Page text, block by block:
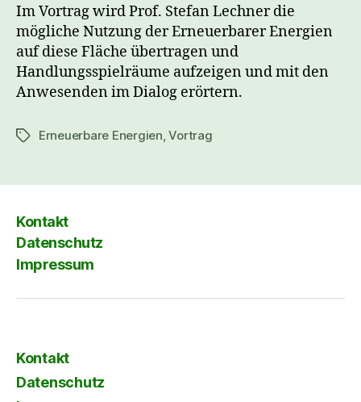
Im Vortrag wird Prof. Stefan Lechner die
mögliche Nutzung der Erneuerbarer Energien
auf diese Fläche übertragen und
Handlungsspielräume aufzeigen und mit den
Anwesenden im Dialog erörtern.
Schlagwörter
Erneuerbare Energien,Vortrag
Kontakt
Datenschutz
Impressum
Kontakt
Datenschutz